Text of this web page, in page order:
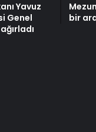
Yavuz
Genel
bir